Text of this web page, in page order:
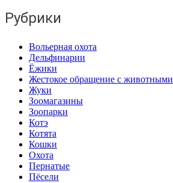
Рубрики
Вольерная охота
Дельфинарии
Ёжики
Жестокое обращение с животными
Жуки
Зоомагазины
Зоопарки
Котэ
Котята
Кошки
Охота
Пернатые
Пёсели